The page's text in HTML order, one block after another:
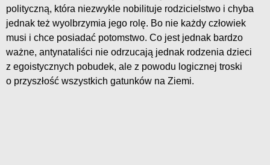
polityczną, która niezwykle nobilituje rodzicielstwo i chyba
jednak też wyolbrzymia jego rolę. Bo nie każdy człowiek
musi i chce posiadać potomstwo. Co jest jednak bardzo
ważne, antynataliści nie odrzucają jednak rodzenia dzieci
z egoistycznych pobudek, ale z powodu logicznej troski
o przyszłość wszystkich gatunków na Ziemi.